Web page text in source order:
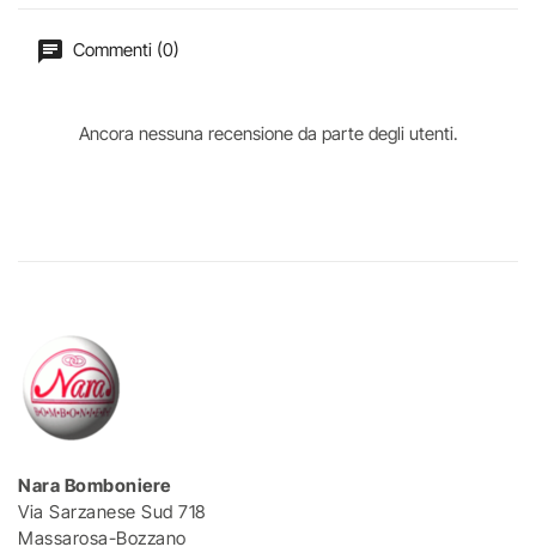
Commenti (0)
Ancora nessuna recensione da parte degli utenti.
Nara Bomboniere
Via Sarzanese Sud 718
Massarosa-Bozzano